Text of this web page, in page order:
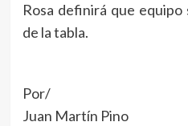
Rosa definirá que
de la tabla.
Por/
Juan Martín Pino